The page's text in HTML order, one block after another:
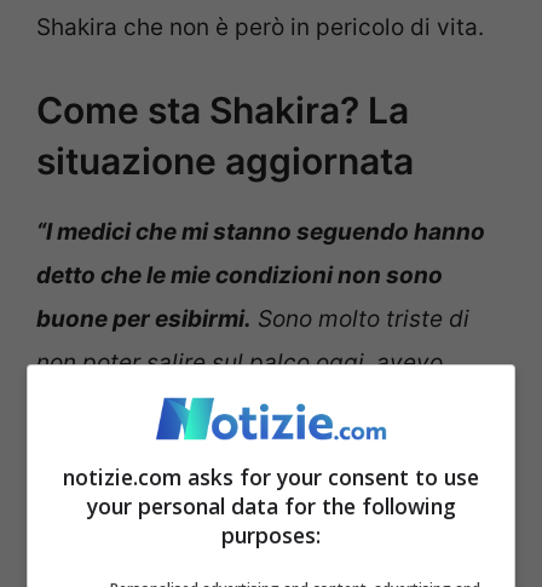
Shakira che non è però in pericolo di vita.
Come sta Shakira? La
situazione aggiornata
“I medici che mi stanno seguendo hanno
detto che le mie condizioni non sono
buone per esibirmi. Sono molto triste di
non poter salire sul palco oggi, avevo
atteso con ansia il momento di riunirmi con
i miei incredibili fa in Perù. Spero di essere
dimessa e di sentirmi meglio già domani”
su X dopo l’annullamento
delle date in Colombia.
notizie.com asks for your consent to use
your personal data for the following
purposes: